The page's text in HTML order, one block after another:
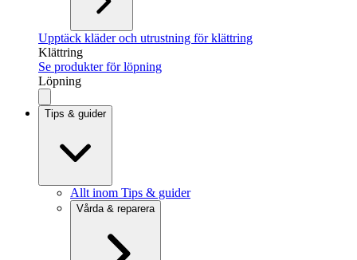
Upptäck kläder och utrustning för klättring
Klättring
Se produkter för löpning
Löpning
Tips & guider
Allt inom Tips & guider
Vårda & reparera